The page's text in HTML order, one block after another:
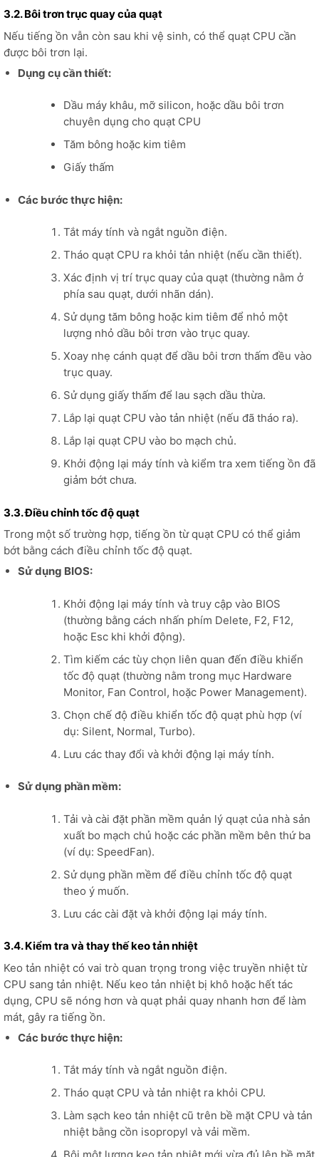
3.2. Bôi trơn trục quay của quạt
Nếu tiếng ồn vẫn còn sau khi vệ sinh, có thể quạt CPU cần
được bôi trơn lại.
Dụng cụ cần thiết:
Dầu máy khâu, mỡ silicon, hoặc dầu bôi trơn
chuyên dụng cho quạt CPU
Tăm bông hoặc kim tiêm
Giấy thấm
Các bước thực hiện:
Tắt máy tính và ngắt nguồn điện.
Tháo quạt CPU ra khỏi tản nhiệt (nếu cần thiết).
Xác định vị trí trục quay của quạt (thường nằm ở
phía sau quạt, dưới nhãn dán).
Sử dụng tăm bông hoặc kim tiêm để nhỏ một
lượng nhỏ dầu bôi trơn vào trục quay.
Xoay nhẹ cánh quạt để dầu bôi trơn thấm đều vào
trục quay.
Sử dụng giấy thấm để lau sạch dầu thừa.
Lắp lại quạt CPU vào tản nhiệt (nếu đã tháo ra).
Lắp lại quạt CPU vào bo mạch chủ.
Khởi động lại máy tính và kiểm tra xem tiếng ồn đã
giảm bớt chưa.
3.3. Điều chỉnh tốc độ quạt
Trong một số trường hợp, tiếng ồn từ quạt CPU có thể giảm
bớt bằng cách điều chỉnh tốc độ quạt.
Sử dụng BIOS:
Khởi động lại máy tính và truy cập vào BIOS
(thường bằng cách nhấn phím Delete, F2, F12,
hoặc Esc khi khởi động).
Tìm kiếm các tùy chọn liên quan đến điều khiển
tốc độ quạt (thường nằm trong mục Hardware
Monitor, Fan Control, hoặc Power Management).
Chọn chế độ điều khiển tốc độ quạt phù hợp (ví
dụ: Silent, Normal, Turbo).
Lưu các thay đổi và khởi động lại máy tính.
Sử dụng phần mềm:
Tải và cài đặt phần mềm quản lý quạt của nhà sản
xuất bo mạch chủ hoặc các phần mềm bên thứ ba
(ví dụ: SpeedFan).
Sử dụng phần mềm để điều chỉnh tốc độ quạt
theo ý muốn.
Lưu các cài đặt và khởi động lại máy tính.
3.4. Kiểm tra và thay thế keo tản nhiệt
Keo tản nhiệt có vai trò quan trọng trong việc truyền nhiệt từ
CPU sang tản nhiệt. Nếu keo tản nhiệt bị khô hoặc hết tác
dụng, CPU sẽ nóng hơn và quạt phải quay nhanh hơn để làm
mát, gây ra tiếng ồn.
Các bước thực hiện:
Tắt máy tính và ngắt nguồn điện.
Tháo quạt CPU và tản nhiệt ra khỏi CPU.
Làm sạch keo tản nhiệt cũ trên bề mặt CPU và tản
nhiệt bằng cồn isopropyl và vải mềm.